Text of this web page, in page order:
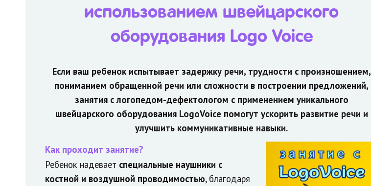
LogoVoice (Швейцария)
использованием швейцарского
оборудования Logo Voice
Если ваш ребенок испытывает задержку речи, трудности с произношением,
пониманием обращенной речи или сложности в построении предложений,
занятия с логопедом-дефектологом с применением уникального
швейцарского оборудования LogoVoice помогут ускорить развитие речи и
улучшить коммуникативные навыки.
Как проходит занятие?
Ребенок надевает специальные наушники с
костной и воздушной проводимостью, благодаря